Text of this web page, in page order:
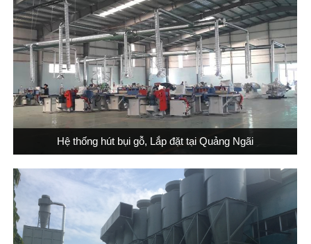
Hệ thống hút bụi gỗ, Lắp đặt tại Quảng Ngãi